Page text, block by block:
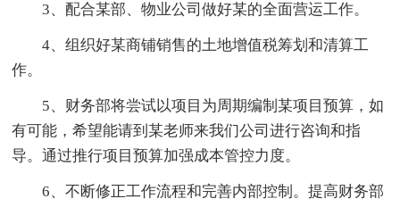
3、配合某部、物业公司做好某的全面营运工作。
4、组织好某商铺销售的土地增值税筹划和清算工
作。
5、财务部将尝试以项目为周期编制某项目预算，如
有可能，希望能请到某老师来我们公司进行咨询和指
导。通过推行项目预算加强成本管控力度。
6、不断修正工作流程和完善内部控制。提高财务部